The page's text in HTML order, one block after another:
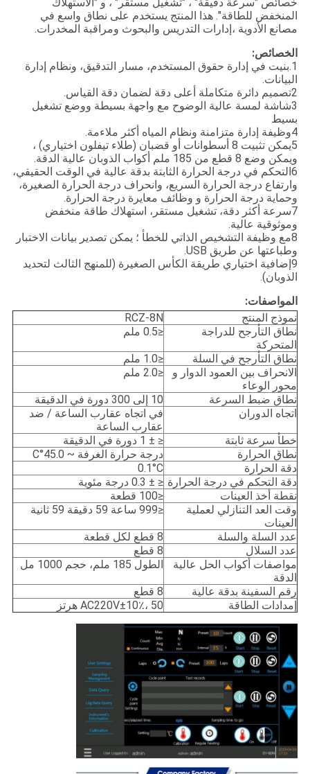
خصائص "سرعة دقيقة" ، "تشغيل مستقر" ، و "الاستهلاك
المنخفض للطاقة". هذا المنتج يستخدم على نطاق واسع في
مصانع الأدوية ،إدارات التدريس والبحوث ومراقبة المخدرات.
الخصائص:
1. بنيت في إدارة حقوق المستخدم، مسار التدقيق، ونظام إدارة
البيانات.
2تصميم دائرة متكاملة أعلى دقة لضمان دقة القياس.
3شاشة لمسة عالية الوضوح مع واجهة بسيطة ووضع تشغيل
بسيط
4وظيفة إدارة متزامنة ونظام المياه أكثر ملاءمة.
5يمكن تثبيت 8 أسطوانات أو قضبان (طلاء تيفلون اختياري) ،
ويمكن وضع 8 قطع من 185 ملم أكواب الذوبان عالية الدقة.
6التحكم في درجة الحرارة الثابتة بدقة عالية في الوقت الحقيقي،
وارتفاع درجة الحرارة السريع، وانحراف درجة الحرارة الصغيرة،
وحماية درجة الحرارة و وظائف معايرة درجة الحرارة.
7سرعة أكثر دقة، تشغيل مستقر، استهلاك طاقة منخفض
وموثوقية عالية.
8مع وظيفة التشخيص الذاتي للخطأ ؛ يمكن تصدير بيانات الاختبار
وطباعتها عن طريق USB.
9إضافية اختياري طريقة الكأس الصغيرة (للمنهج الثالث لتحديد
الذوبان).
المواصفات:
نموذج المنتج
RCZ-8N
نطاق التأرجح للدراجة
المتحركة
≤0.5 ملم
نطاق التأرجح في السلة
≤1.0 ملم
الانحراف بين العمود الدوار و
محور الوعاء
≤2.0 ملم
نطاق ضبط السرعة
10 إلى 300 دورة في الدقيقة
اتجاه الدوران
في اتجاه عقارب الساعة / ضد
عقارب الساعة
خطأ سرعة ثابتة
≤ ± 1 دورة في الدقيقة
نطاق الحرارة
درجة حرارة الغرفة ~ 45.0°C
دقة الحرارة
0.1°C
دقة التحكم في درجة الحرارة ≤ ± 0.3 درجة مئوية
نقطة أخذ العينات
≤100 قطعة
وقت العد التنازلي لعملية
العينات
≤999 ساعة 59 دقيقة 59 ثانية
عدد السلة والسلة
8 قطع لكل قطعة
عدد السلال
8 قطع
مواصفات أكواب الحل عالية
الدقة
الطول 185 ملم، حجم 1000 مل
رقم السفينة بدقة عالية
8 قطع
إمدادات الطاقة
AC220V±10٪، 50 هرتز